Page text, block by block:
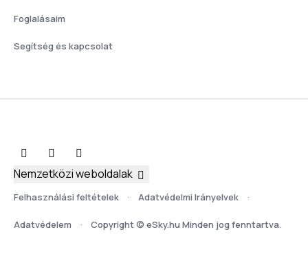
Foglalásaim
Segítség és kapcsolat
Felhasználási feltételek Adatvédelmi Irányelvek
Adatvédelem Copyright © eSky.hu Minden jog fenntartva.
Nemzetközi weboldalak